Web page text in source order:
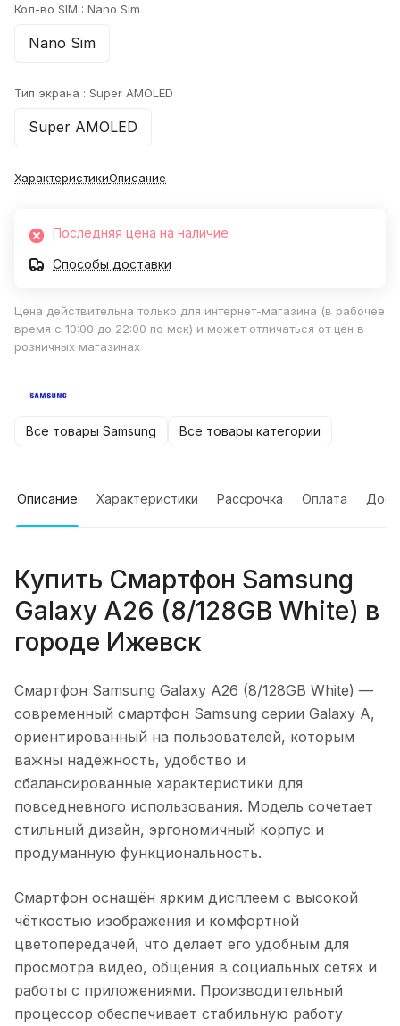
Кол-во SIM : Nano Sim
Nano Sim
Тип экрана : Super AMOLED
Super AMOLED
ХарактеристикиОписание
Последняя цена на наличие
Способы доставки
Цена действительна только для интернет-магазина (в рабочее
время с 10:00 до 22:00 по мск) и может отличаться от цен в
розничных магазинах
Все товары Samsung Все товары категории
Описание Характеристики Рассрочка Оплата
Купить Смартфон Samsung
Galaxy A26 (8/128GB White) в
городе Ижевск
Смартфон Samsung Galaxy A26 (8/128GB White) —
современный смартфон Samsung серии Galaxy A,
ориентированный на пользователей, которым
важны надёжность, удобство и
сбалансированные характеристики для
повседневного использования. Модель сочетает
стильный дизайн, эргономичный корпус и
продуманную функциональность.
Смартфон оснащён ярким дисплеем с высокой
чёткостью изображения и комфортной
цветопередачей, что делает его удобным для
просмотра видео, общения в социальных сетях и
работы с приложениями. Производительный
процессор обеспечивает стабильную работу